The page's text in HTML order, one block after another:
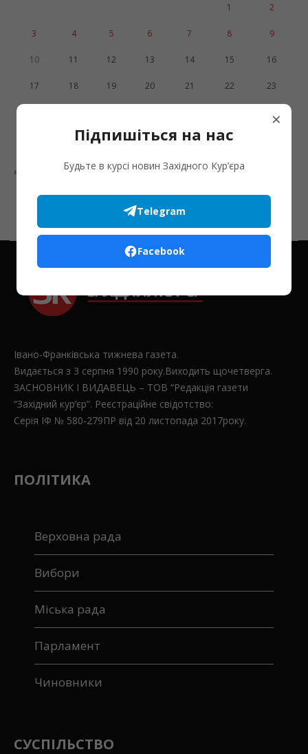
« Лип
1 2
3 4 5 6 7 8 9
10 11 12 13 14 15 16
17 18 19 20 21 22 23
Івано-Франківська тижнева газета.
Видається з 3 серпня 1990 року.Виходить щочетверга.
ЗАСНОВНИК І ВИДАВЕЦЬ – ТОВ “Редакція газети
“Західний кур’єр”. Реєстраційне свідотство:
Серія ІФ № 580-279ПР від 20 листопада 2017року.
ПОЛІТИКА
Верховна рада
Вибори
Міська рада
Парламент
Чиновники
СУСПІЛЬСТВО
×
Підпишіться на нас
Будьте в курсі новин Західного Кур’єра
Telegram
Facebook